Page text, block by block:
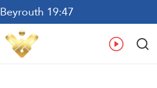
Beyrouth 19:47
ع